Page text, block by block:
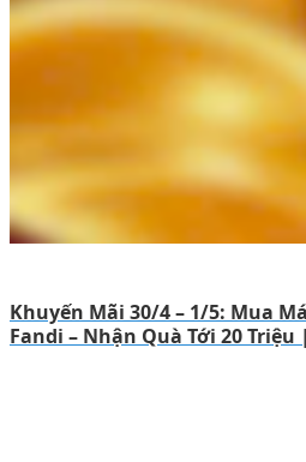
Khuyến Mãi 30/4 – 1/5: Mua
Fandi – Nhận Quà Tới 20 Triệu